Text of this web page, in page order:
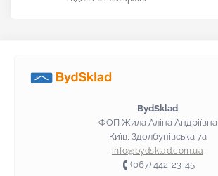
BydSklad
ФОП Жила Аліна Андріївна
Київ, Здолбунівська 7а
info@bydsklad.com.ua
(067) 442-23-45